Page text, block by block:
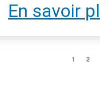
En savoir
1 2